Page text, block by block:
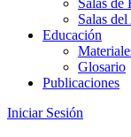
Salas de
Salas
Educación
Glosario
Publicaciones
Iniciar Sesión